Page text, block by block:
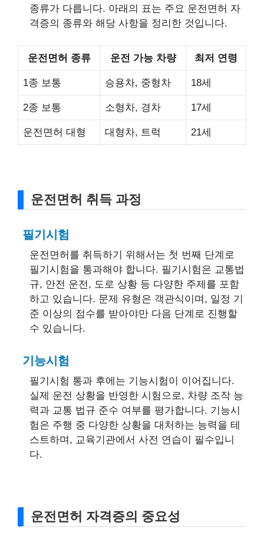
종류가 다릅니다. 아래의 표는 주요 운전면허 자
격증의 종류와 해당 사항을 정리한 것입니다.
운전면허 종류 운전 가능 차량 최저 연령
1종 보통 승용차, 중형차 18세
2종 보통 소형차, 경차 17세
운전면허 대형 대형차, 트럭 21세
운전면허 취득 과정
필기시험
운전면허를 취득하기 위해서는 첫 번째 단계로
필기시험을 통과해야 합니다. 필기시험은 교통법
규, 안전 운전, 도로 상황 등 다양한 주제를 포함
하고 있습니다. 문제 유형은 객관식이며, 일정 기
준 이상의 점수를 받아야만 다음 단계로 진행할
수 있습니다.
기능시험
필기시험 통과 후에는 기능시험이 이어집니다.
실제 운전 상황을 반영한 시험으로, 차량 조작 능
력과 교통 법규 준수 여부를 평가합니다. 기능시
험은 주행 중 다양한 상황을 대처하는 능력을 테
스트하며, 교육기관에서 사전 연습이 필수입니
다.
운전면허 자격증의 중요성